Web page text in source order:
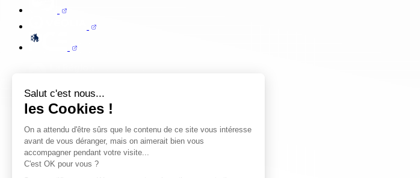
Salut c'est nous...
les Cookies !
On a attendu d'être sûrs que le contenu de ce site vous intéresse
avant de vous déranger, mais on aimerait bien vous
accompagner pendant votre visite...
C'est OK pour vous ?